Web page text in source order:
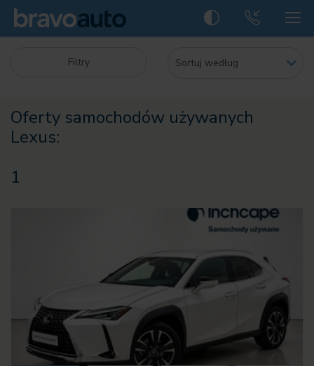
Filtry
Oferty samochodów używanych
Lexus:
1